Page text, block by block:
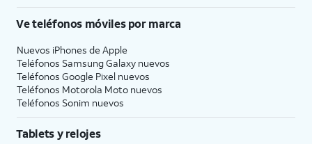
Ve teléfonos móviles por marca
Nuevos iPhones de Apple
Teléfonos Samsung Galaxy nuevos
Teléfonos Google Pixel nuevos
Teléfonos Motorola Moto nuevos
Teléfonos Sonim nuevos
Tablets y relojes